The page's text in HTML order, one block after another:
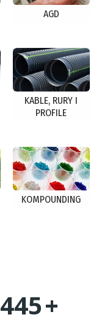
AGD
KABLE, RURY I
PROFILE
KOMPOUNDING
447+